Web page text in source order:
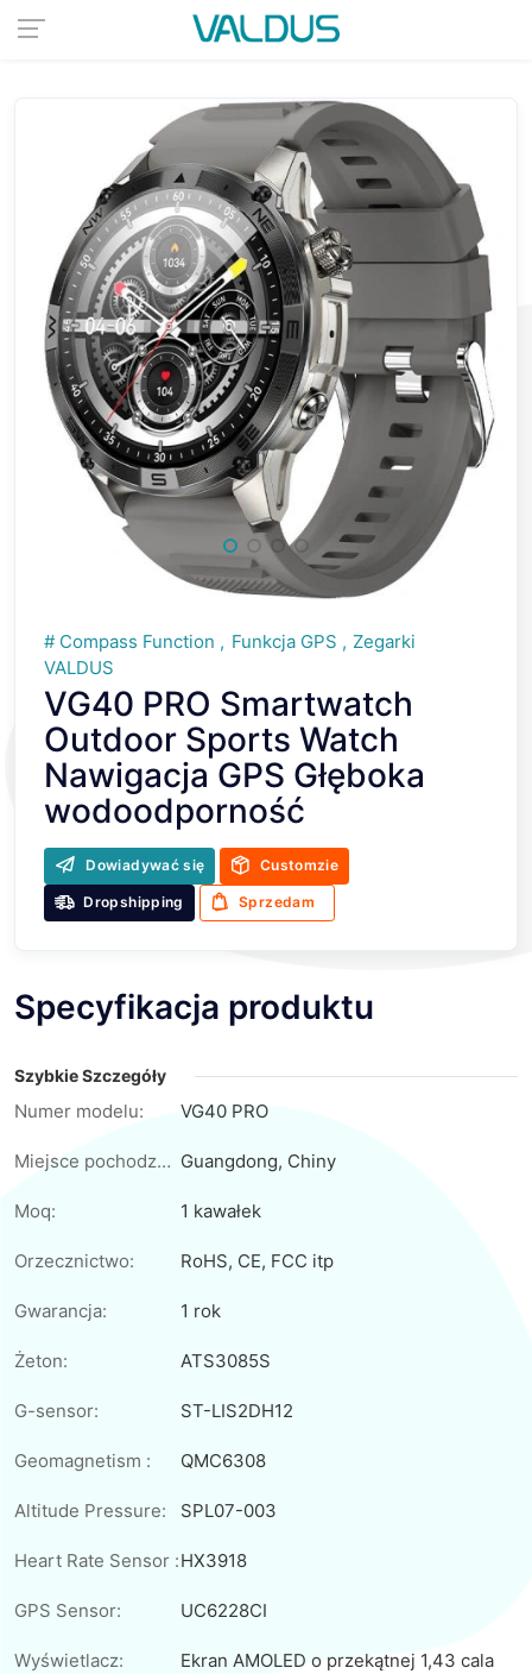
Compass Function Funkcja GPS
Zegarki
VALDUS
VG40 PRO Smartwatch
Outdoor Sports Watch
Nawigacja GPS Głęboka
wodoodporność
Dowiadywać się Customzie
Dropshipping Sprzedam
Specyfikacja produktu
Szybkie Szczegóły
Numer modelu: VG40 PRO
Miejsce pochodzenia: Guangdong, Chiny
Moq: 1 kawałek
Orzecznictwo: RoHS, CE, FCC itp
Gwarancja: 1 rok
Żeton: ATS3085S
G-sensor: ST-LIS2DH12
Geomagnetism : QMC6308
Altitude Pressure: SPL07-003
Heart Rate Sensor :HX3918
GPS Sensor: UC6228CI
Wyświetlacz: Ekran AMOLED o przekątnej 1,43 cala